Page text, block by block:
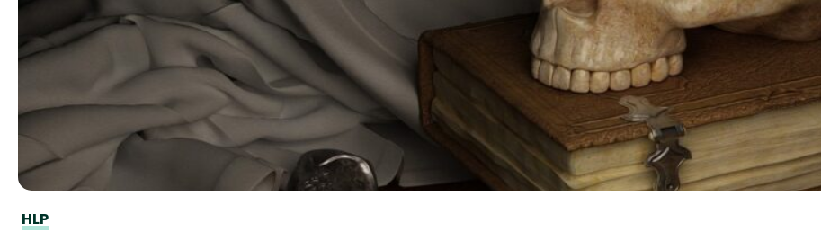
HLP